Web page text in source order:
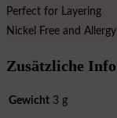
Perfect for Layering
Nickel Free and
Zusätzliche
Gewicht 3 g